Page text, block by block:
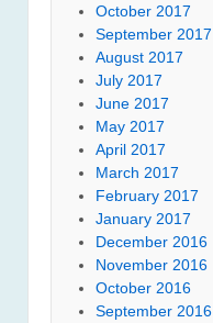
October 2017
September 2017
August 2017
July 2017
June 2017
May 2017
April 2017
March 2017
February 2017
January 2017
December 2016
November 2016
October 2016
September 2016